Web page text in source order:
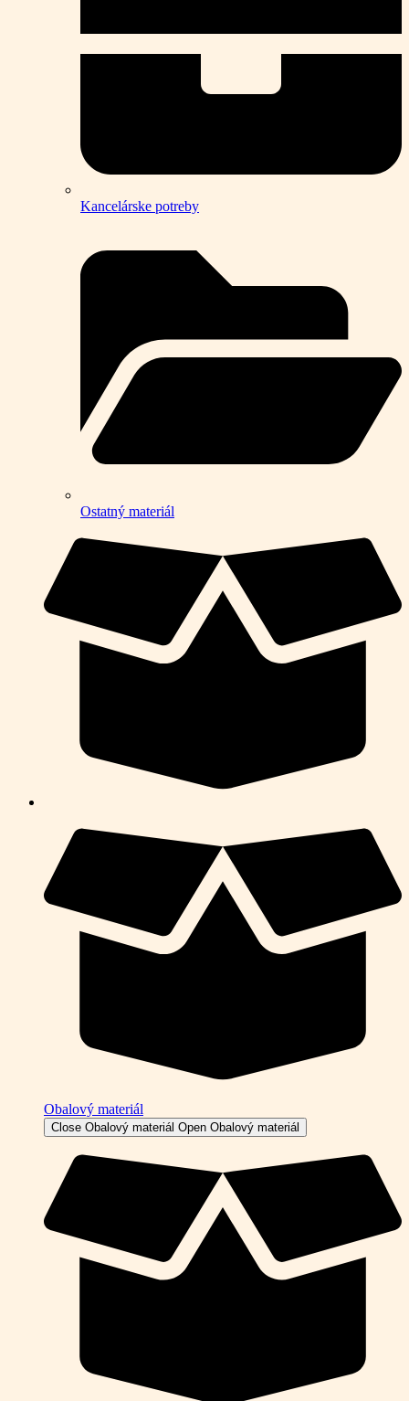
Kancelárske potreby
Ostatný materiál
Obalový materiál
Close Obalový materiál Open Obalový materiál